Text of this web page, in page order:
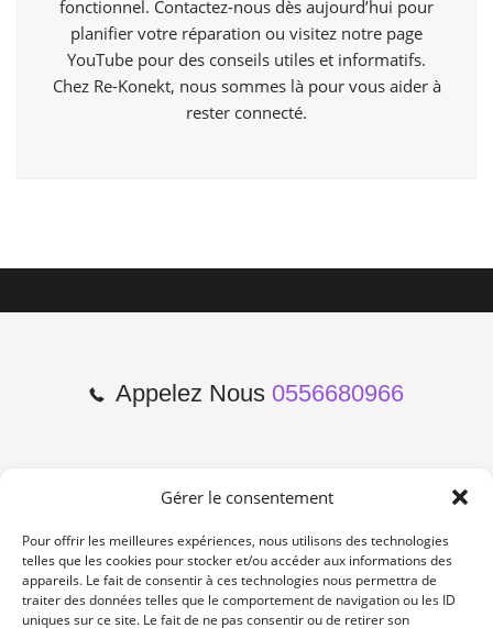
Gérer le consentement
Pour offrir les meilleures expériences, nous utilisons des technologies
telles que les cookies pour stocker et/ou accéder aux informations des
appareils. Le fait de consentir à ces technologies nous permettra de
traiter des données telles que le comportement de navigation ou les ID
uniques sur ce site. Le fait de ne pas consentir ou de retirer son
fonctionnel. Contactez-nous dès aujourd’hui pour
planifier votre réparation ou visitez notre page
YouTube pour des conseils utiles et informatifs.
Chez Re-Konekt, nous sommes là pour vous aider à
rester connecté.
Appelez Nous 0556680966
2 Cours de l'Yser 33800
Bordeaux
Lun-Samedi: 10:00 -19:00
Non Stop